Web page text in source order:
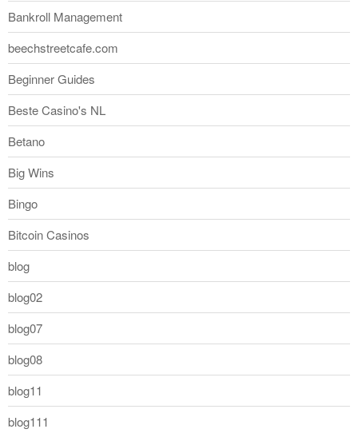
Bankroll Management
beechstreetcafe.com
Beginner Guides
Beste Casino's NL
Betano
Big Wins
Bingo
Bitcoin Casinos
blog
blog02
blog07
blog08
blog11
blog111